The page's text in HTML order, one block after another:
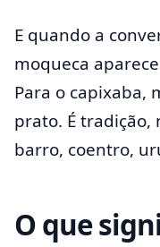
E quando a
moqueca
Para o capixaba,
prato. É
barro, coentro,
O que